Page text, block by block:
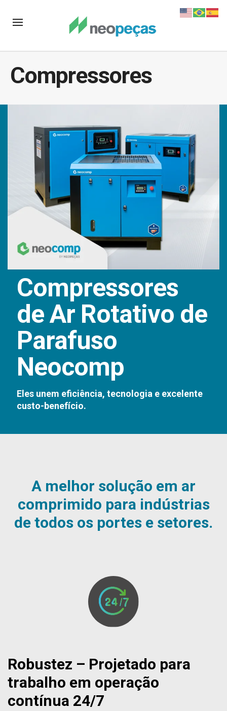
Compressores
Compressores
de Ar Rotativo de
Parafuso
Neocomp
Eles unem eficiência, tecnologia e excelente
custo-benefício.
A melhor solução em ar
comprimido para indústrias
de todos os portes e setores.
Robustez – Projetado para
trabalho em operação
contínua 24/7